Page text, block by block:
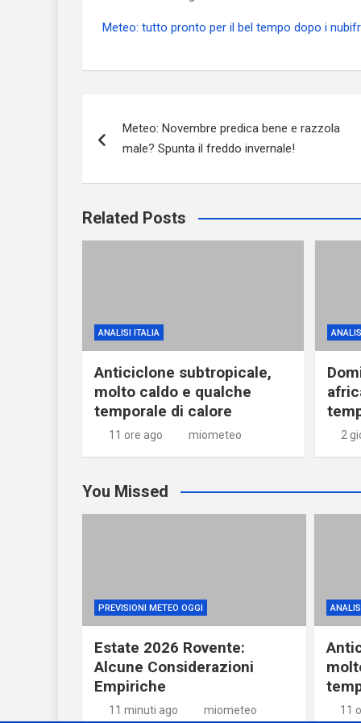
Meteo: tutto pronto per il bel tempo dopo i
articoli
Meteo: Novembre predica bene e razzola
male? Spunta il freddo invernale!
Related Posts
ANALISI ITALIA
Anticiclone subtropicale,
molto caldo e qualche
temporale di calore
11 ore ago miometeo 2
You Missed
PREVISIONI METEO OGGI
Estate 2026 Rovente:
Alcune Considerazioni
Empiriche
11 minuti ago miometeo 11